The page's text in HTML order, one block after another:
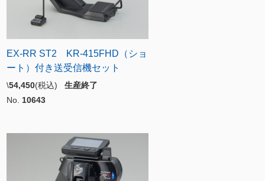
EX-RR ST2 KR-415FHD（ショ
ート）付き送受信機セット
\54,450(税込) 生産終了
No. 10643